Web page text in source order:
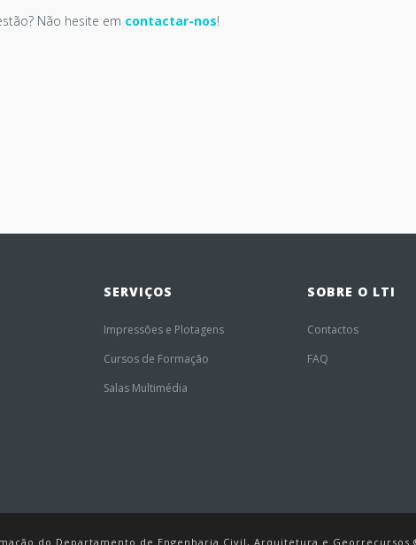
Não hesite em contactar-nos!
SERVIÇOS
Impressões e Plotagens
Cursos de Formação
Salas Multimédia
SOBRE O LTI
Contactos
FAQ
do Departamento de Engenharia Civil, Arquitetura e Georrecursos